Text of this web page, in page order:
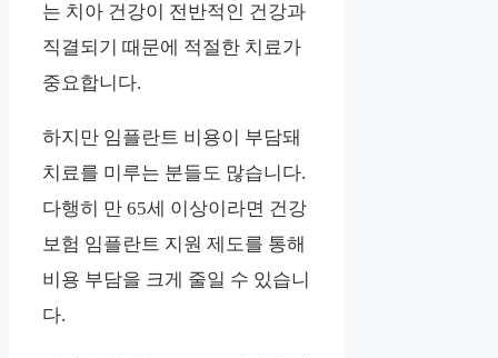
는 치아 건강이 전반적인 건강과
직결되기 때문에 적절한 치료가
중요합니다.
하지만 임플란트 비용이 부담돼
치료를 미루는 분들도 많습니다.
다행히 만 65세 이상이라면 건강
보험 임플란트 지원 제도를 통해
비용 부담을 크게 줄일 수 있습니
다.